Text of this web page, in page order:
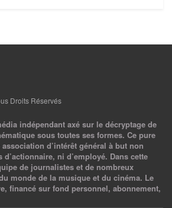
Droits Réservés
indépendant axé sur le décryptage de
sous toutes ses formes. Ce pure
d’intérêt général à but non
d’actionnaire, ni d’employé. Dans cette
de journalistes et de nombreux
monde de la musique et du cinéma. Le
financé sur fond personnel, abonnement,